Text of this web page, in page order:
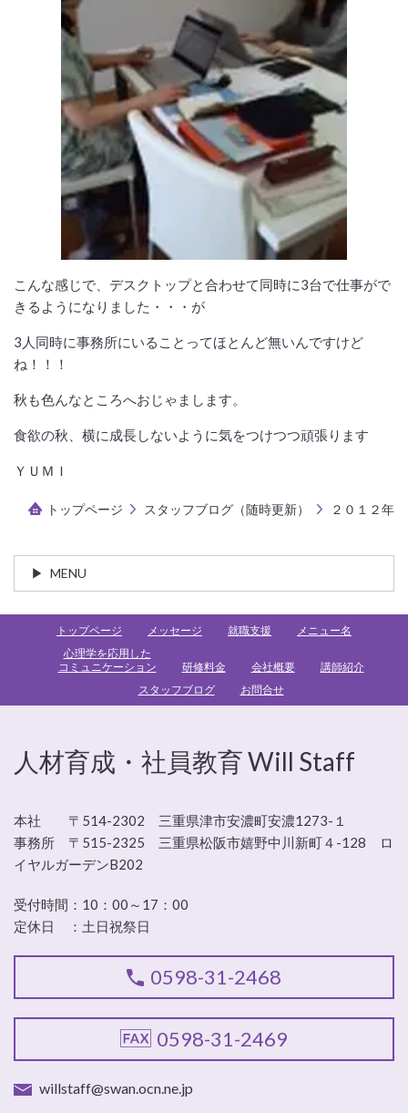
こんな感じで、デスクトップと合わせて同時に3台で仕事がで
きるようになりました・・・が
3人同時に事務所にいることってほとんど無いんですけど
ね！！！
秋も色んなところへおじゃまします。
食欲の秋、横に成長しないように気をつけつつ頑張ります
ＹＵＭＩ
トップページ スタッフブログ（随時更新） ２０１２年
MENU
トップページ メッセージ 就職支援
メニュー名
心理学を応用した
コミュニケーション
研修料金 会社概要
講師紹介
スタッフブログ
お問合せ
人材育成・社員教育 Will Staff
本社 〒514-2302 三重県津市安濃町安濃1273-１
事務所 〒515-2325 三重県松阪市嬉野中川新町４-128 ロ
イヤルガーデンB202
受付時間： 10：00～17：00
定休日 ： 土日祝祭日
0598-31-2468
0598-31-2469
willstaff@swan.ocn.ne.jp